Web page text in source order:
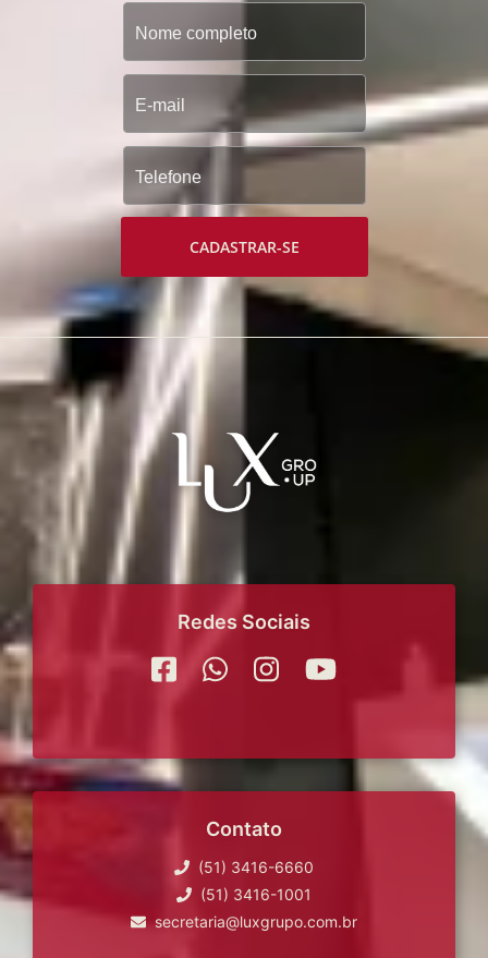
CADASTRAR-SE
Redes Sociais
Contato
(51) 3416-6660
(51) 3416-1001
secretaria@luxgrupo.com.br